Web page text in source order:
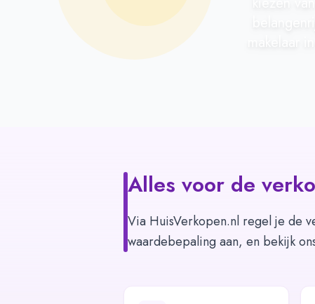
Alles voor de
Via HuisVerkopen.nl regel je de
waardebepaling aan, en bekijk